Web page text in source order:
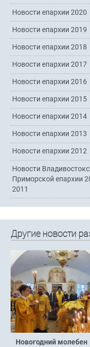
Новости епархии 2020
Новости епархии 2019
Новости епархии 2018
Новости епархии 2017
Новости епархии 2016
Новости епархии 2015
Новости епархии 2014
Новости епархии 2013
Новости епархии 2012
Новости
Приморской епархии
2011
Другие новости
Новогодний молебен